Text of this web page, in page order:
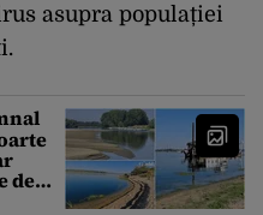
asupra populației
de